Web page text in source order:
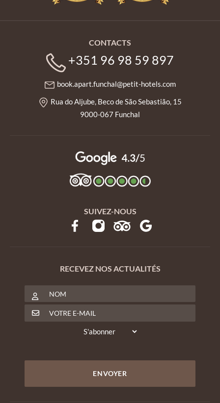
CONTACTS
+351 96 98 59 897
book.apart.funchal@petit-hotels.com
Rua do Aljube, Beco de São Sebastião, 15
9000-067 Funchal
SUIVEZ-NOUS
RECEVEZ NOS ACTUALITÉS